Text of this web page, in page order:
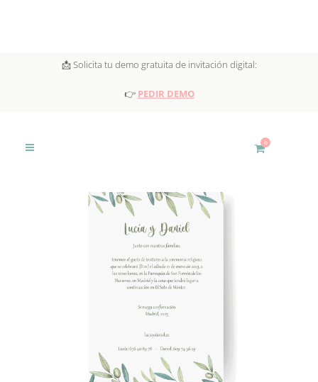
📩 Solicita tu demo gratuita de invitación digital:
👉 PEDIR DEMO
0